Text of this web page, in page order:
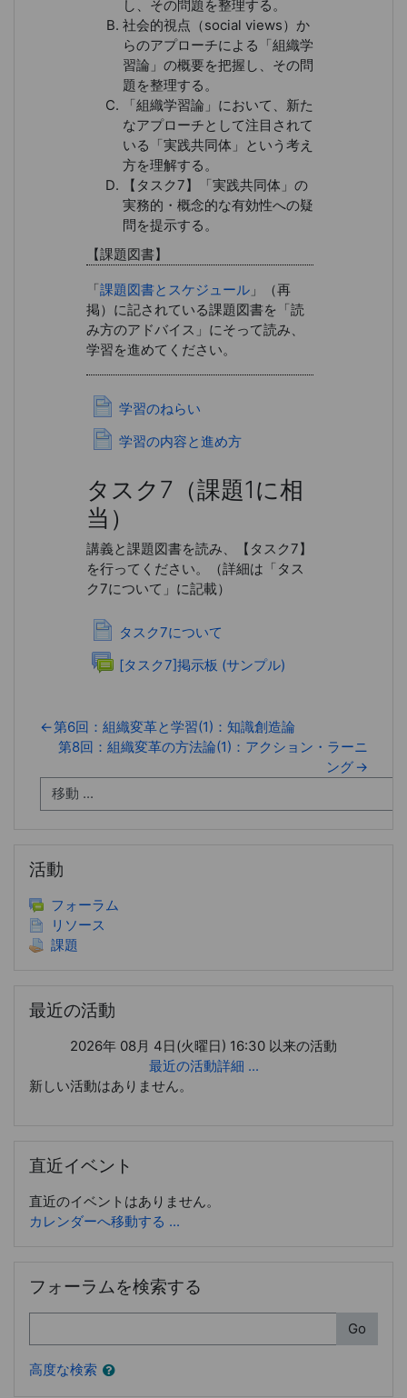
し、その問題を整理する。
社会的視点（social views）か
らのアプローチによる「組織学
習論」の概要を把握し、その問
題を整理する。
「組織学習論」において、新た
なアプローチとして注目されて
いる「実践共同体」という考え
方を理解する。
【タスク7】「実践共同体」の
実務的・概念的な有効性への疑
問を提示する。
【課題図書】
「課題図書とスケジュール 」（再
掲）に記されている課題図書を「読
み方のアドバイス」にそって読み、
学習を進めてください。
学習のねらい
ページ
学習の内容と進め方
ページ
タスク7 （課題1に相
当）
講義と課題図書を読み、【タスク7】
を行ってください。（詳細は「タス
ク7について」に記載）
タスク7について
ページ
[タスク7]掲示板 (サンプル)フォーラム
←第6回：組織変革と学習(1)：知識創造論
第8回：組織変革の方法論(1)：アクション・ラーニ
ング →
活動
フォーラム
リソース
課題
最近の活動
2026年 08月 4日(火曜日) 16:30 以来の活動
最近の活動詳細 ...
新しい活動はありません。
直近イベント
直近のイベントはありません。
カレンダーへ移動する ...
フォーラムを検索する
Go
高度な検索